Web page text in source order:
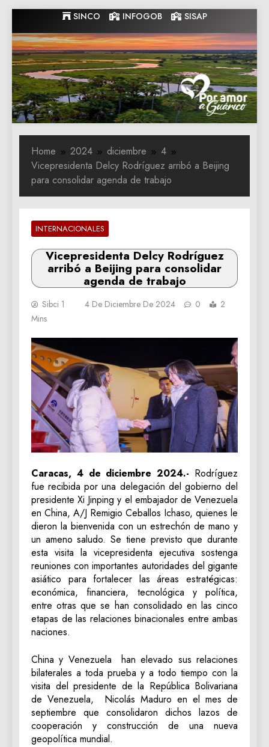
to
content
SINCO INFOGOB SISAP
Gobernacion
de Guarico
Gobernacion de Guarico
Home 2024 diciembre
4
Vicepresidenta Delcy Rodríguez arribó a Beijing
para consolidar agenda de trabajo
INTERNACIONALES
Vicepresidenta Delcy Rodríguez
arribó a Beijing para consolidar
agenda de trabajo
Sibci 1 4 De Diciembre De 2024 0
2
Mins
Caracas, 4 de diciembre 2024.- Rodríguez
fue recibida por una delegación del gobierno del
presidente Xi Jinping y el embajador de Venezuela
en China, A/J Remigio Ceballos Ichaso, quienes le
dieron la bienvenida con un estrechón de mano y
un ameno saludo. Se tiene previsto que durante
esta visita la vicepresidenta ejecutiva sostenga
reuniones con importantes autoridades del gigante
asiático para fortalecer las áreas estratégicas:
económica, financiera, tecnológica y política,
entre otras que se han consolidado en las cinco
etapas de las relaciones binacionales entre ambas
naciones.
China y Venezuela han elevado sus relaciones
bilaterales a toda prueba y a todo tiempo con la
visita del presidente de la República Bolivariana
de Venezuela, Nicolás Maduro en el mes de
septiembre que consolidaron dichos lazos de
cooperación y construcción de una nueva
geopolítica mundial.